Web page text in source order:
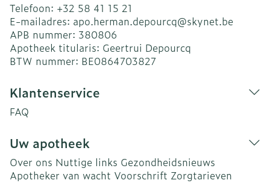
Telefoon: +32 58 41 15 21
E-mailadres: apo.herman.depourcq@skynet.be
APB nummer: 380806
Apotheek titularis: Geertrui Depourcq
BTW nummer: BE0864703827
Klantenservice
FAQ
Uw apotheek
Over ons Nuttige links Gezondheidsnieuws
Apotheker van wacht Voorschrift Zorgtarieven